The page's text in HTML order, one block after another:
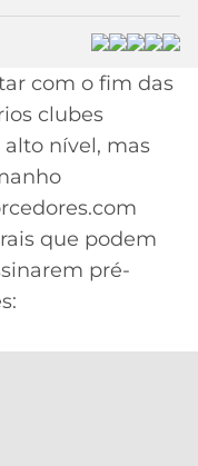
com o fim das
clubes
nível, mas
que podem
pré-